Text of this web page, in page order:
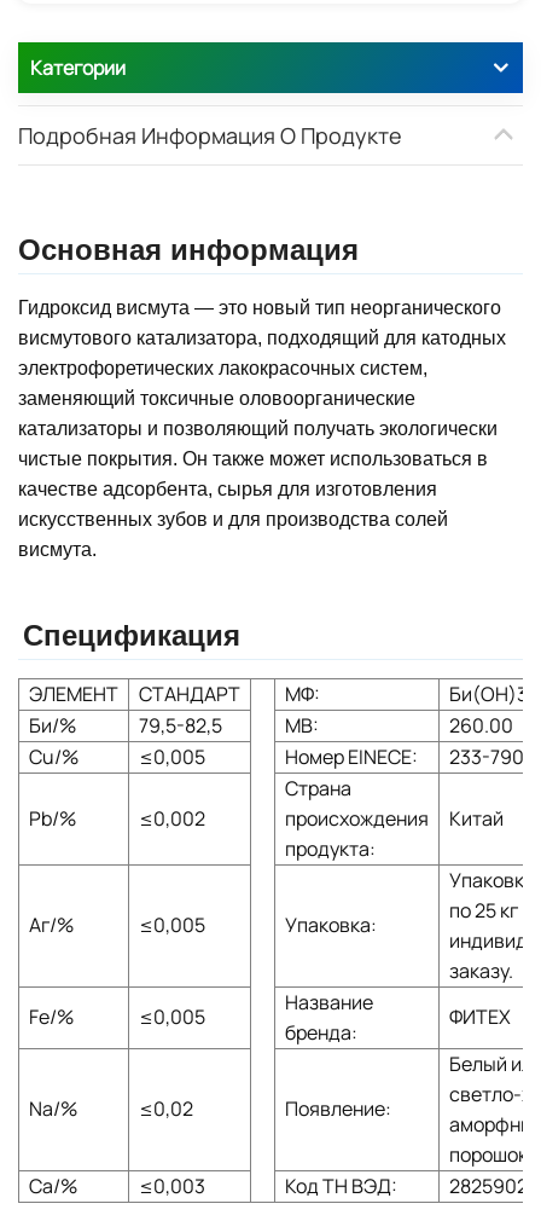
Категории
Подробная Информация О Продукте
Основная информация
Гидроксид висмута — это новый тип неорганического
висмутового катализатора, подходящий для катодных
электрофоретических лакокрасочных систем,
заменяющий токсичные оловоорганические
катализаторы и позволяющий получать экологически
чистые покрытия. Он также может использоваться в
качестве адсорбента, сырья для изготовления
искусственных зубов и для производства солей
висмута.
Спецификация
ЭЛЕМЕНТ СТАНДАРТ МФ:
Би(OH)3
Би/%
79,5-82,5 МВ:
260.00
Cu/%
≤0,005 Номер EINECE: 233-790-
Pb/% ≤0,002
Страна
происхождения
продукта:
Китай
Аг/% ≤0,005 Упаковка:
Упаковка
по 25 кг
заказу.
Fe/%
≤0,005
Название
бренда:
ФИТЕХ
Na/% ≤0,02 Появление:
Белый
светло-
порошок
Ca/%
≤0,003 Код ТН ВЭД: